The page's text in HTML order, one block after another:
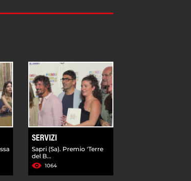
SERVIZI
Sapri (Sa). Premio 'Terre
del B...
1064